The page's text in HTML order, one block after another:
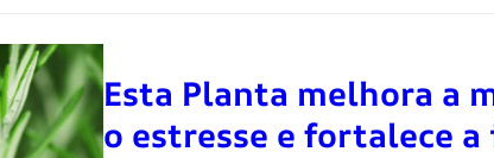
Esta Planta melhora a
o estresse e fortalece